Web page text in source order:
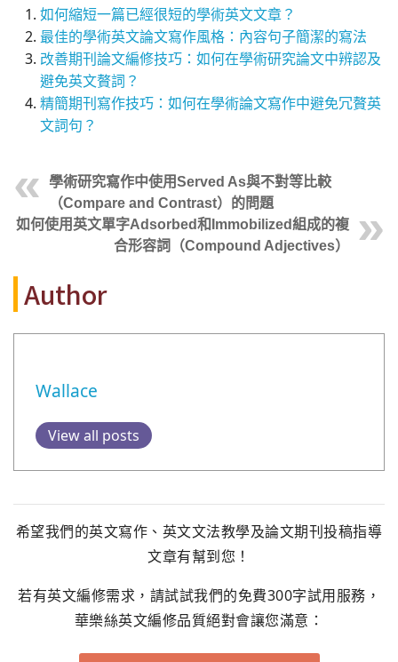
如何縮短一篇已經很短的學術英文文章？
最佳的學術英文論文寫作風格：內容句子簡潔的寫法
改善期刊論文編修技巧：如何在學術研究論文中辨認及
避免英文贅詞？
精簡期刊寫作技巧：如何在學術論文寫作中避免冗贅英
文詞句？
學術研究寫作中使用Served As與不對等比較
（Compare and Contrast）的問題
如何使用英文單字Adsorbed和Immobilized組成的複
合形容詞（Compound Adjectives）
Author
Wallace
View all posts
希望我們的英文寫作、英文文法教學及論文期刊投稿指導
文章有幫到您！
若有英文編修需求，請試試我們的免費300字試用服務，
華樂絲英文編修品質絕對會讓您滿意：